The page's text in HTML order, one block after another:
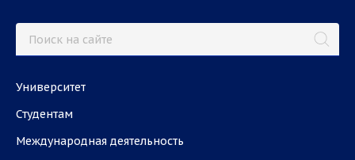
Университет
Студентам
Международная деятельность